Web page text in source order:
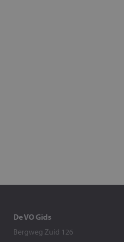
De VO Gids
Bergweg Zuid 126